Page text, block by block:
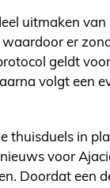
uitmaken
er
geldt
volgt een
thuisduels in
voor
Doordat een